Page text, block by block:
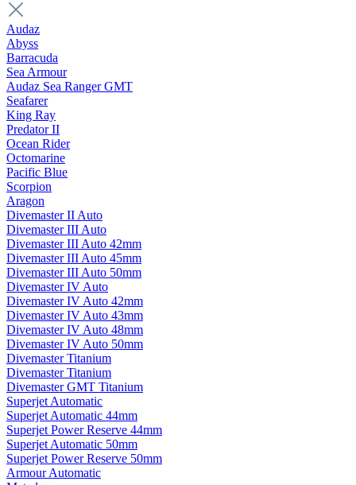
Audaz
Abyss
Barracuda
Sea Armour
Audaz Sea Ranger GMT
Seafarer
King Ray
Predator II
Ocean Rider
Octomarine
Pacific Blue
Scorpion
Aragon
Divemaster II Auto
Divemaster III Auto
Divemaster III Auto 42mm
Divemaster III Auto 45mm
Divemaster III Auto 50mm
Divemaster IV Auto
Divemaster IV Auto 42mm
Divemaster IV Auto 43mm
Divemaster IV Auto 48mm
Divemaster IV Auto 50mm
Divemaster Titanium
Divemaster Titanium
Divemaster GMT Titanium
Superjet Automatic
Superjet Automatic 44mm
Superjet Power Reserve 44mm
Superjet Automatic 50mm
Superjet Power Reserve 50mm
Armour Automatic